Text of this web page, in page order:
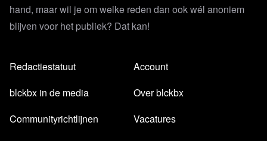
hand, maar wil je om welke reden dan ook wél anoniem
blijven voor het publiek? Dat kan!
Redactiestatuut
blckbx in de media
Communityrichtlijnen
Account
Over blckbx
Vacatures